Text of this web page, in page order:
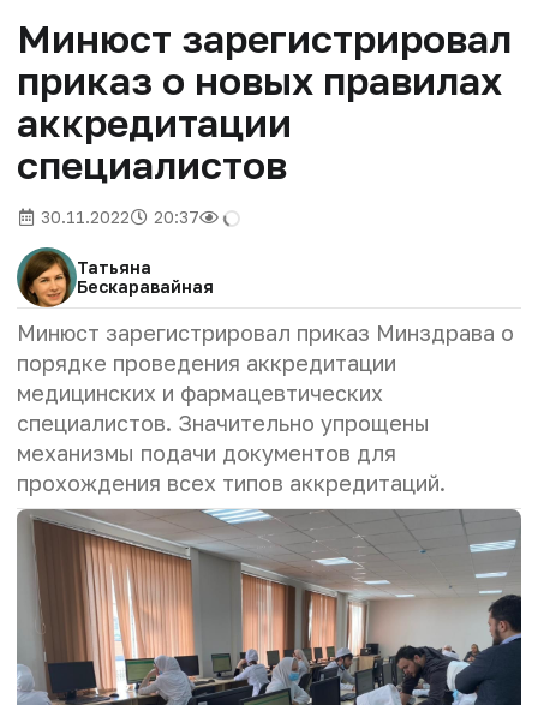
Минюст зарегистрировал
приказ о новых правилах
аккредитации
специалистов
30.11.2022 20:37
Татьяна
Бескаравайная
Минюст зарегистрировал приказ Минздрава о
порядке проведения аккредитации
медицинских и фармацевтических
специалистов. Значительно упрощены
механизмы подачи документов для
прохождения всех типов аккредитаций.